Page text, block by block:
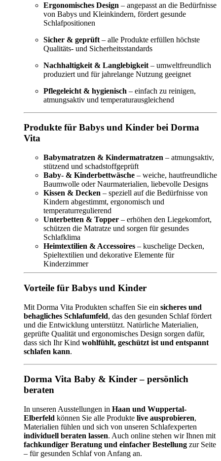
Ergonomisches Design – angepasst an die Bedürfnisse
von Babys und Kleinkindern, fördert gesunde
Schlafpositionen
Sicher & geprüft – alle Produkte erfüllen höchste
Qualitäts- und Sicherheitsstandards
Nachhaltigkeit & Langlebigkeit – umweltfreundlich
produziert und für jahrelange Nutzung geeignet
Pflegeleicht & hygienisch – einfach zu reinigen,
atmungsaktiv und temperaturausgleichend
Produkte für Babys und Kinder bei Dorma
Vita
Babymatratzen & Kindermatratzen – atmungsaktiv,
stützend und schadstoffgeprüft
Baby- & Kinderbettwäsche – weiche, hautfreundliche
Baumwolle oder Naurmaterialien, liebevolle Designs
Kissen & Decken – speziell auf die Bedürfnisse von
Kindern abgestimmt, ergonomisch und
temperaturregulierend
Unterbetten & Topper – erhöhen den Liegekomfort,
schützen die Matratze und sorgen für gesundes
Schlafklima
Heimtextilien & Accessoires – kuschelige Decken,
Spieltextilien und dekorative Elemente für
Kinderzimmer
Vorteile für Babys und Kinder
Mit Dorma Vita Produkten schaffen Sie ein sicheres und
behagliches Schlafumfeld, das den gesunden Schlaf fördert
und die Entwicklung unterstützt. Natürliche Materialien,
geprüfte Qualität und ergonomisches Design sorgen dafür,
dass sich Ihr Kind wohlfühlt, geschützt ist und entspannt
schlafen kann.
Dorma Vita Baby & Kinder – persönlich
beraten
In unseren Ausstellungen in Haan und Wuppertal-
Elberfeld können Sie alle Produkte live ausprobieren,
Materialien fühlen und sich von unseren Schlafexperten
individuell beraten lassen. Auch online stehen wir Ihnen mit
fachkundiger Beratung und einfacher Bestellung zur Seite
– für gesunden Schlaf von Anfang an.